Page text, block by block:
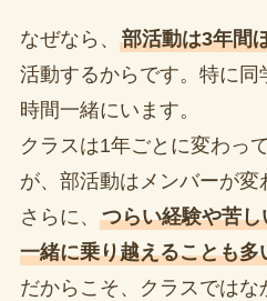
なぜなら、 部活動は3年間
活動するからです。特に
時間一緒にいます。
クラスは1年ごとに変わっ
が、部活動はメンバーが変
さらに、 つらい経験や苦
一緒に乗り越えることも多
だからこそ、クラスではな